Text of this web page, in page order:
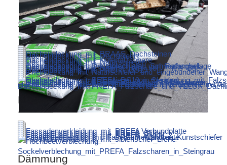
Steildach
Fassade
Dämmung